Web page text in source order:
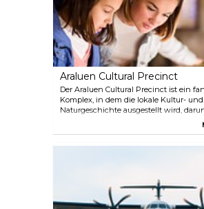
Araluen Cultural Precinct
Der Araluen Cultural Precinct ist ein
Komplex, in dem die lokale Kultur- und
Naturgeschichte ausgestellt wird,
Namatjira Gallery, das Luftfahrtmuseum,